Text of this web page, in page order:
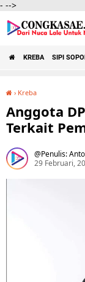
- -->
KREBA SIPI
› Kreba
Anggota
Terkait
Penulis:
29 Februari,